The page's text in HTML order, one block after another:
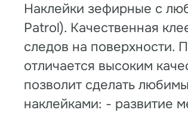
Наклейки зефирные с
Patrol). Качественная
следов на поверхности.
отличается высоким
позволит сделать
наклейками: - развитие